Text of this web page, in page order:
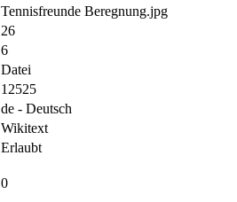
Tennisfreunde Beregnung.jpg
26
6
Datei
12525
de - Deutsch
Wikitext
Erlaubt
0